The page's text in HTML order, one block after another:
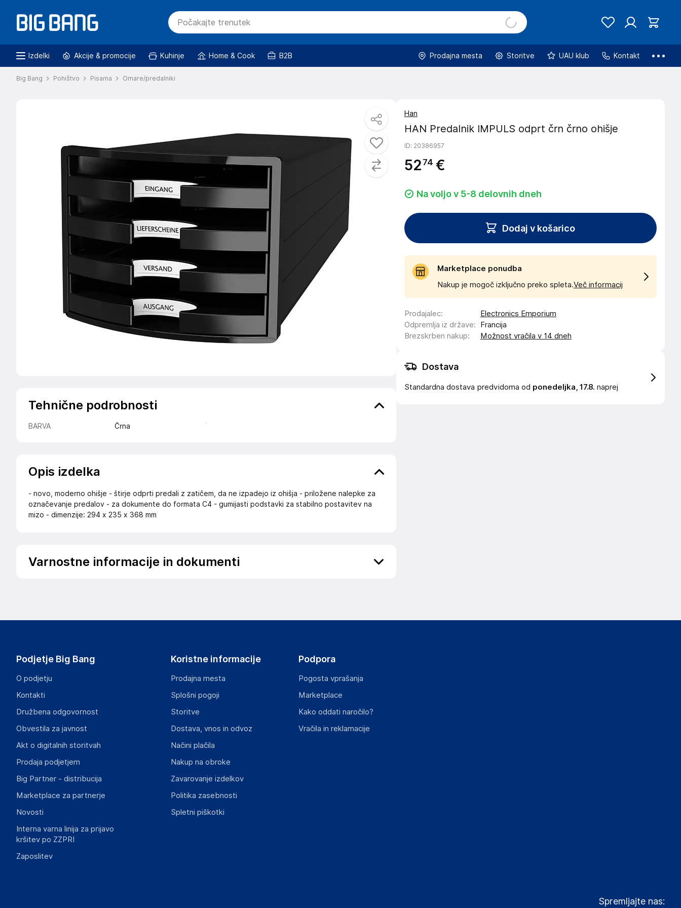
Izdelki Akcije & promocije Kuhinje Home & Cook B2B Prodajna mesta Storitve UAU klub Kontakt
Big Bang Pohištvo Pisarna Omare/predalniki
Tehnične podrobnosti
BARVA Črna
Opis izdelka
- novo, moderno ohišje - štirje odprti predali z zatičem, da ne izpadejo iz ohišja - priložene nalepke za
označevanje predalov - za dokumente do formata C4 - gumijasti podstavki za stabilno postavitev na
mizo - dimenzije: 294 x 235 x 368 mm
Varnostne informacije in dokumenti
info@durable.eu
Gospodarski subjekt s sedežem v EU, ki zagotavlja skladnost izdelka z zahtevanimi predpisi.
Westfalenstraße 77-79, 58636 Iserlohn
DE
Han
HAN Predalnik IMPULS odprt črn črno ohišje
ID: 20386957
52 74 €
Na voljo v 5-8 delovnih dneh
Dodaj v košarico
Marketplace ponudba
Nakup je mogoč izključno preko spleta.Več informacij
Prodajalec:
Electronics Emporium
Odpremlja iz države:
Francija
Brezskrben nakup: Možnost vračila v 14 dneh
Dostava
Standardna dostava predvidoma od ponedeljka, 17.8. naprej
Podjetje Big Bang
O podjetju
Kontakti
Družbena odgovornost
Obvestila za javnost
Akt o digitalnih storitvah
Prodaja podjetjem
Big Partner - distribucija
Marketplace za partnerje
Novosti
Interna varna linija za prijavo
kršitev po ZZPRI
Zaposlitev
Koristne informacije
Prodajna mesta
Splošni pogoji
Storitve
Dostava, vnos in odvoz
Načini plačila
Nakup na obroke
Zavarovanje izdelkov
Politika zasebnosti
Spletni piškotki
Podpora
Pogosta vprašanja
Marketplace
Kako oddati naročilo?
Vračila in reklamacije
Spremljajte nas: